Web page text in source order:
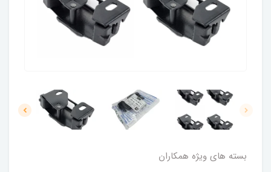
بسته های ویژه همکاران